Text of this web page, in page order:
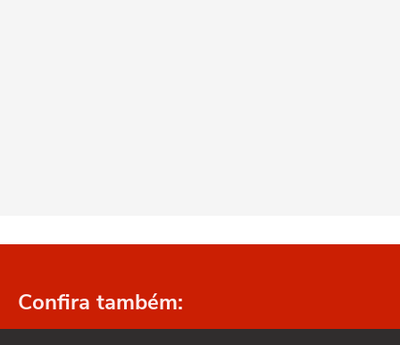
Confira também: